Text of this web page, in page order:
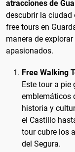
atracciones de
descubrir la ciudad
free tours en
manera de
apasionados.
Free Walking
Este tour a
emblemáticos
historia y
el Castillo
tour cubre los
del Segura.